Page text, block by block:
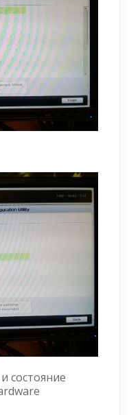
состояние